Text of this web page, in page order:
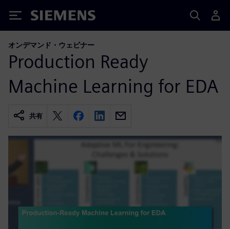
Siemens
オンデマンド・ウェビナー
Production Ready
Machine Learning for EDA
共有